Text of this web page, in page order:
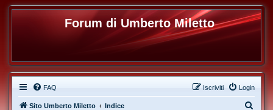
Forum di Umberto Miletto
FAQ Login
Iscriviti
Sito Umberto Miletto Indice